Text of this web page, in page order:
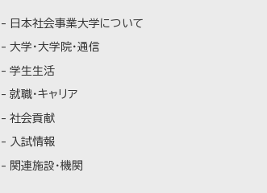
日本社会事業大学について
大学・大学院・通信
学生生活
就職・キャリア
社会貢献
入試情報
関連施設・機関